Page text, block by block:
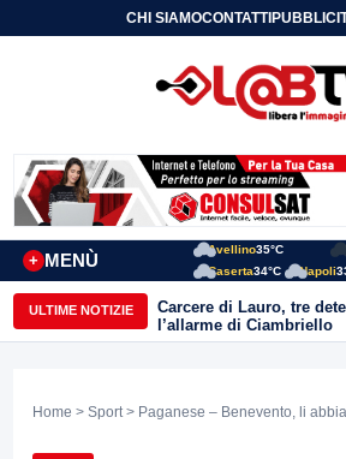
CHI SIAMOCONTATTI
MENÙ
+
Avellino35°C
Caserta34°C Napoli
ULTIME NOTIZIE
Carcere di Lauro, tre
l’allarme di Ciambriello
Home > Sport > Paganese – Benevento, li